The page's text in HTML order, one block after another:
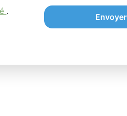
.
Envoyer